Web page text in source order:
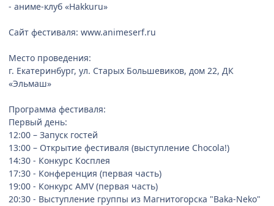
- аниме-клуб «Hakkuru»
Сайт фестиваля: www.animeserf.ru
Место проведения:
г. Екатеринбург, ул. Старых Большевиков, дом 22, ДК
«Эльмаш»
Программа фестиваля:
Первый день:
12:00 – Запуск гостей
13:00 – Открытие фестиваля (выступление Chocola!)
14:30 - Конкурс Косплея
17:30 - Конференция (первая часть)
19:00 - Конкурс AMV (первая часть)
20:30 - Выступление группы из Магнитогорска "Baka-Neko"